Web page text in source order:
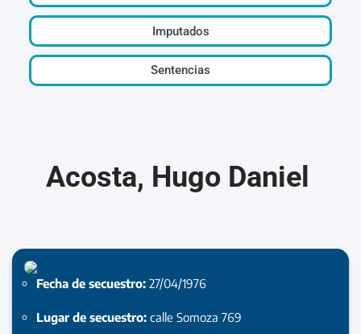
Imputados
Sentencias
Acosta, Hugo Daniel
Fecha de secuestro: 27/04/1976
Lugar de secuestro: calle Somoza 769